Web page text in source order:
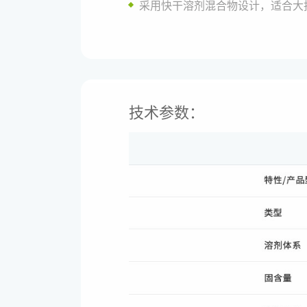
采用快干溶剂混合物设计，适合
技术参数：